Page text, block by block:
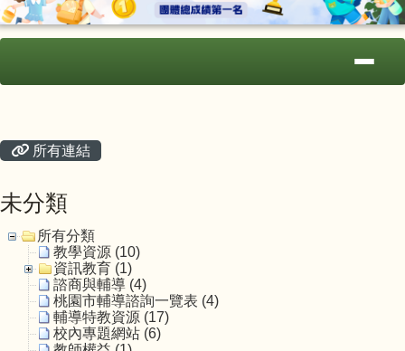
所有連結
未分類
所有分類
教學資源 (10)
資訊教育 (1)
諮商與輔導 (4)
桃園市輔導諮詢一覽表 (4)
輔導特教資源 (17)
校內專題網站 (6)